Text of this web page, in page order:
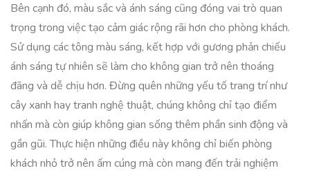
Bên cạnh đó, màu sắc và ánh sáng cũng đóng vai trò quan
trọng trong việc tạo cảm giác rộng rãi hơn cho phòng khách.
Sử dụng các tông màu sáng, kết hợp với gương phản chiếu
ánh sáng tự nhiên sẽ làm cho không gian trở nên thoáng
đãng và dễ chịu hơn. Đừng quên những yếu tố trang trí như
cây xanh hay tranh nghệ thuật, chúng không chỉ tạo điểm
nhấn mà còn giúp không gian sống thêm phần sinh động và
gần gũi. Thực hiện những điều này không chỉ biến phòng
khách nhỏ trở nên ấm cúng mà còn mang đến trải nghiệm